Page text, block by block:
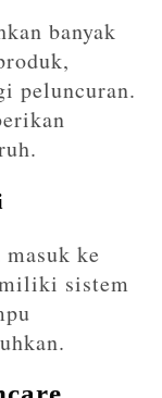
banyak
peluncuran.
ke
sistem